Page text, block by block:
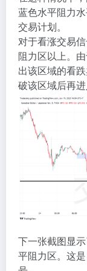
蓝色水平阻力
交易计划。
对于看涨交易
阻力区以上。
出该区域的看
破该区域后再进
下一张截图显
平阻力区。这